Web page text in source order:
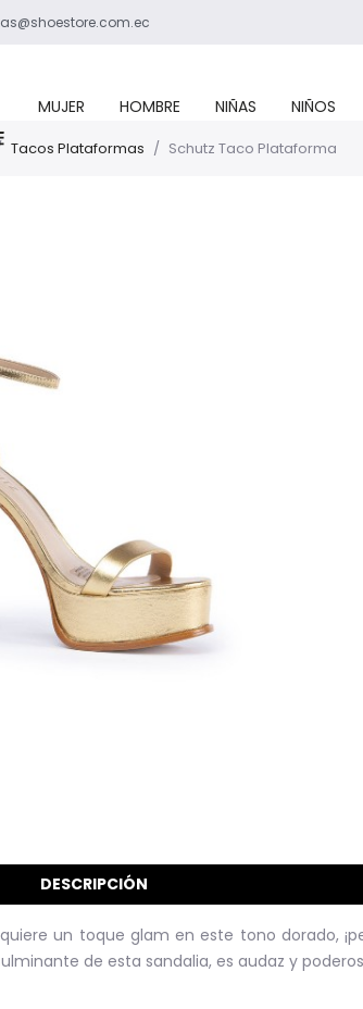
MUJER HOMBRE NIÑAS NIÑOS
Tacos Plataformas / Schutz Taco Plataforma
DESCRIPCIÓN
un toque glam en este tono dorado,
de esta sandalia, es audaz y